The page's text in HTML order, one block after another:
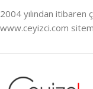
2004 yılından
www.ceyizci.com